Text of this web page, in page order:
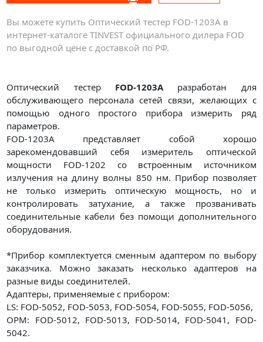
Вы можете купить Оптический тестер FOD-1203А в
интернет-каталоге TINVEST официального дилера FOD
по выгодной цене с доставкой по РФ.
Оптический тестер FOD-1203А разработан для
обслуживающего персонала сетей связи, желающих с
помощью одного простого прибора измерить ряд
параметров.
FOD-1203А представляет собой хорошо
зарекомендовавший себя измеритель оптической
мощности FOD-1202 со встроенным источником
излучения на длину волны 850 нм. Прибор позволяет
не только измерить оптическую мощность, но и
контролировать затухание, а также прозванивать
соединительные кабели без помощи дополнительного
оборудования.
*Прибор комплектуется сменным адаптером по выбору
заказчика. Можно заказать несколько адаптеров на
разные виды соединителей.
Адаптеры, применяемые с прибором:
LS: FOD-5052, FOD-5053, FOD-5054, FOD-5055, FOD-5056,
OPM: FOD-5012, FOD-5013, FOD-5014, FOD-5041, FOD-
5042.